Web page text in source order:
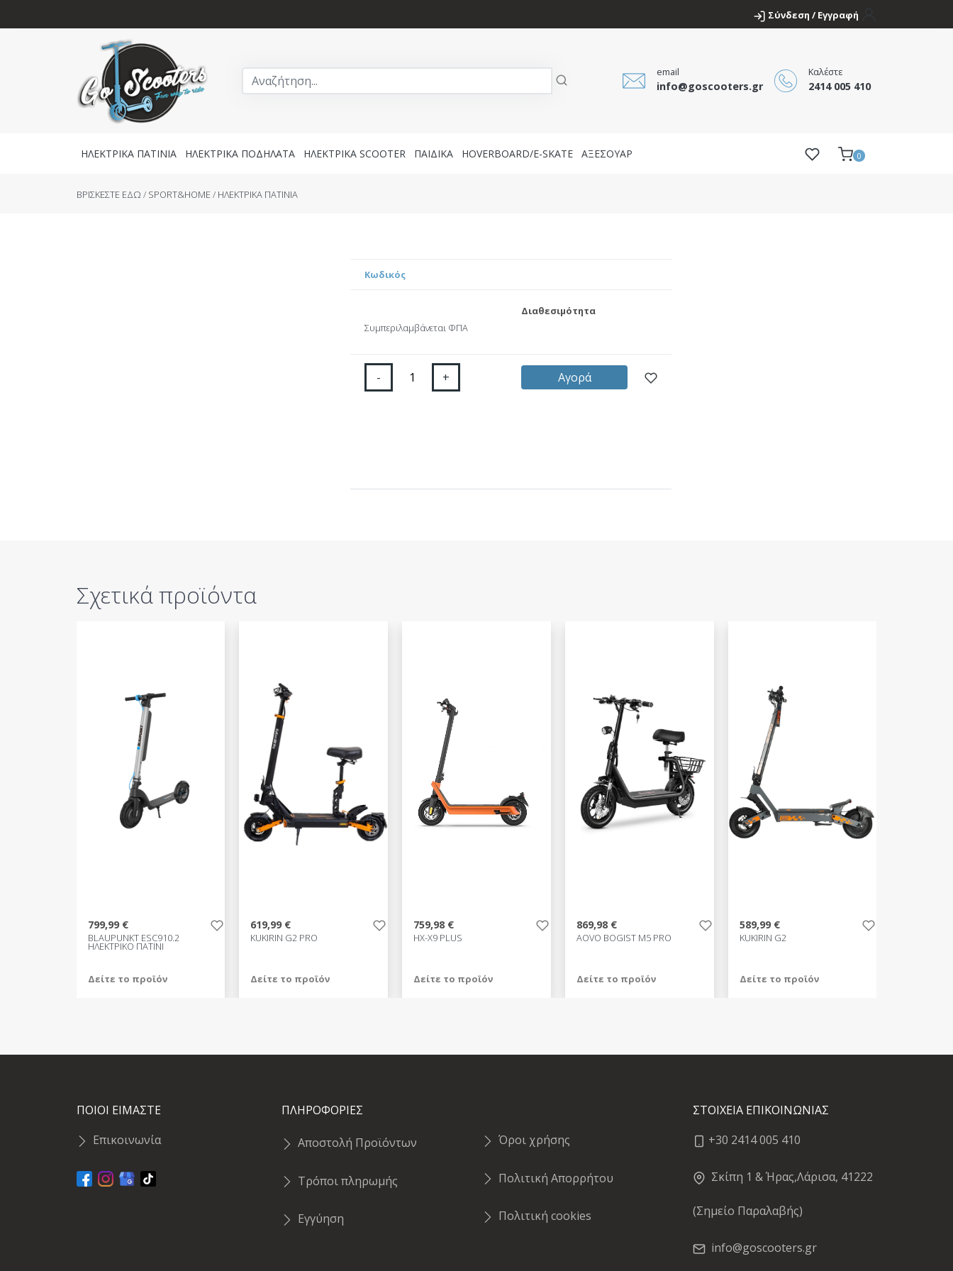
Σύνδεση / Εγγραφή
email
info@goscooters.gr
Καλέστε
2414 005 410
ΗΛΕΚΤΡΙΚΑ ΠΑΤΙΝΙΑ ΗΛΕΚΤΡΙΚΑ ΠΟΔΗΛΑΤΑ ΗΛΕΚΤΡΙΚΑ SCOOTER ΠΑΙΔΙΚΑ HOVERBOARD/E-SKATE AΞΕΣΟΥΑΡ 0
BΡΙΣΚΕΣΤΕ ΕΔΩ / SPORT&HOME/ ΗΛΕΚΤΡΙΚΑ ΠΑΤΙΝΙΑ
Κωδικός
Συμπεριλαμβάνεται ΦΠΑ
Διαθεσιμότητα
- + Αγορά
Σχετικά προϊόντα
799,99 €
BLAUPUNKT ESC910.2
ΗΛΕΚΤΡΙΚΟ ΠΑΤΙΝΙ
Δείτε το προϊόν
619,99 €
KUKIRIN G2 PRO
Δείτε το προϊόν
759,98 €
HX-X9 PLUS
Δείτε το προϊόν
869,98 €
AOVO BOGIST M5 PRO
Δείτε το προϊόν
589,99 €
KUKIRIN G2
Δείτε το προϊόν
ΠΟΙΟΙ ΕΙΜΑΣΤΕ
Επικοινωνία
ΠΛΗΡΟΦΟΡΙΕΣ
Αποστολή Προϊόντων
Τρόποι πληρωμής
Εγγύηση
Όροι χρήσης
Πολιτική Απορρήτου
Πολιτική cookies
ΣΤΟΙΧΕΙΑ ΕΠΙΚΟΙΝΩΝΙΑΣ
+30 2414 005 410
Σκίπη 1 & Ήρας,Λάρισα, 41222
(Σημείο Παραλαβής)
info@goscooters.gr